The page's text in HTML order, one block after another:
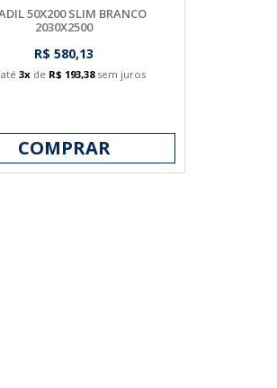
50X200 SLIM BRANCO
2030X2500
R$ 580,13
3x de R$ 193,38sem juros
COMPRAR